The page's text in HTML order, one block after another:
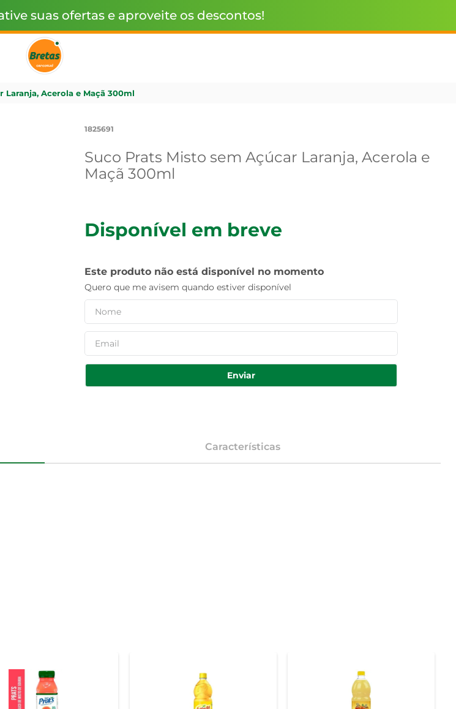
suas ofertas e aproveite os descontos!
Laranja, Acerola e Maçã 300ml
1825691
Suco Prats Misto sem Açúcar Laranja, Acerola e
Maçã 300ml
Disponível em breve
Este produto não está disponível no momento
Quero que me avisem quando estiver disponível
Enviar
Características